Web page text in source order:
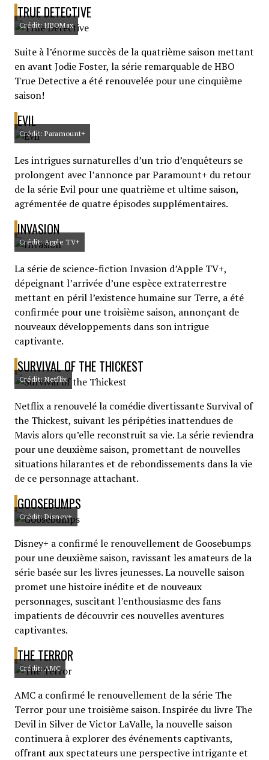
TRUE DETECTIVE
Crédit: HBOMax
Suite à l’énorme succès de la quatrième saison mettant
en avant Jodie Foster, la série remarquable de HBO
True Detective a été renouvelée pour une cinquième
saison!
EVIL
Crédit: Paramount+
Les intrigues surnaturelles d’un trio d’enquêteurs se
prolongent avec l’annonce par Paramount+ du retour
de la série Evil pour une quatrième et ultime saison,
agrémentée de quatre épisodes supplémentaires.
INVASION
Crédit: Apple TV+
La série de science-fiction Invasion d’Apple TV+,
dépeignant l’arrivée d’une espèce extraterrestre
mettant en péril l’existence humaine sur Terre, a été
confirmée pour une troisième saison, annonçant de
nouveaux développements dans son intrigue
captivante.
SURVIVAL OF THE THICKEST
Crédit: Netflix
Netflix a renouvelé la comédie divertissante Survival of
the Thickest, suivant les péripéties inattendues de
Mavis alors qu’elle reconstruit sa vie. La série reviendra
pour une deuxième saison, promettant de nouvelles
situations hilarantes et de rebondissements dans la vie
de ce personnage attachant.
GOOSEBUMPS
Crédit: Disney+
Disney+ a confirmé le renouvellement de Goosebumps
pour une deuxième saison, ravissant les amateurs de la
série basée sur les livres jeunesses. La nouvelle saison
promet une histoire inédite et de nouveaux
personnages, suscitant l’enthousiasme des fans
impatients de découvrir ces nouvelles aventures
captivantes.
THE TERROR
Crédit: AMC
AMC a confirmé le renouvellement de la série The
Terror pour une troisième saison. Inspirée du livre The
Devil in Silver de Victor LaValle, la nouvelle saison
continuera à explorer des événements captivants,
offrant aux spectateurs une perspective intrigante et